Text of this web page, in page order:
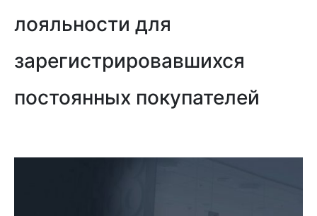
лояльности для
зарегистрировавшихся
постоянных покупателей